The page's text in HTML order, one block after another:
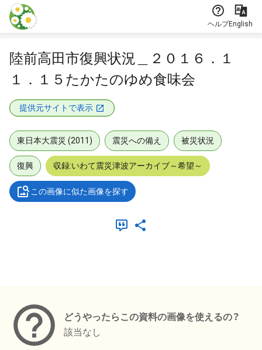
本文に飛ぶ
ヘルプEnglish
陸前高田市復興状況＿２０１６．１
１．１５たかたのゆめ食味会
提供元サイトで表示
東日本大震災 (2011) 震災への備え 被災状況
復興 収録:いわて震災津波アーカイブ～希望～
この画像に似た画像を探す
どうやったらこの資料の画像を使えるの？
該当なし